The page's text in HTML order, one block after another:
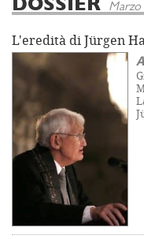
DOSSIER Marzo
L'eredità di Jürgen